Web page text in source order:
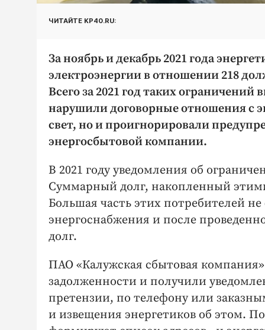
ЧИТАЙТЕ KP40.RU:
За ноябрь и декабрь 2021 года
электроэнергии в отношении 218
Всего за 2021 год таких ограничений
нарушили договорные отношения с
свет, но и проигнорировали
энергосбытовой компании.
В 2021 году уведомления об
Суммарный долг, накопленный
Большая часть этих потребителей
энергоснабжения и после
долг.
ПАО «Калужская сбытовая
задолженности и получили
претензии, по телефону или
и извещения энергетиков об этом.